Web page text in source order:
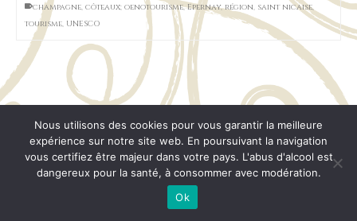
champagne, côteaux; oenotourisme,Epernay,région, saint nicaise,
tourisme, UNESCO
consommer avec modération.
Mentions Légales CGV RGPD Plan de site
© 2026 Champagne Pascal MACHET
Nous utilisons des cookies pour vous garantir la meilleure
expérience sur notre site web. En poursuivant la navigation
vous certifiez être majeur dans votre pays. L'abus d'alcool est
dangereux pour la santé, à consommer avec modération.
Ok